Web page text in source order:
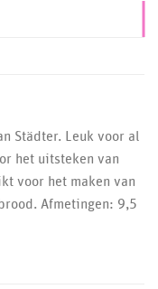
Städter. Leuk voor al
het uitsteken van
voor het maken van
Afmetingen: 9,5